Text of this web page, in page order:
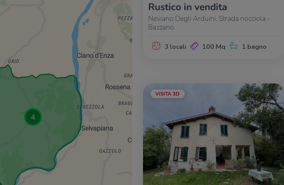
Rustico in vendita
Neviano Degli Arduini, Strada nocciola -
Bazzano
3 locali 100 Mq 1 bagno
VISITA 3D